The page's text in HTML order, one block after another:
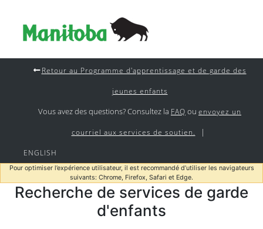
Retour au Programme d'apprentissage et de garde des
jeunes enfants
Vous avez des questions? Consultez la FAQ ou envoyez un
courriel aux services de soutien. |
ENGLISH
Pour optimiser l’expérience utilisateur, il est recommandé d’utiliser les navigateurs
suivants: Chrome, Firefox, Safari et Edge.
Recherche de services de garde
d'enfants